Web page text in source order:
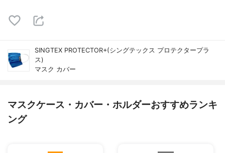
SINGTEX PROTECTOR+(シングテックス プロテクタープラ
ス)
マスク カバー
マスクケース・カバー・ホルダーおすすめランキ
ング